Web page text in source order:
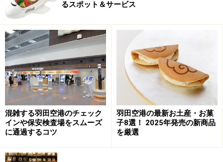
るスポット＆サービス
混雑する羽田空港のチェック
インや保安検査場をスムーズ
に通過するコツ
羽田空港の最新お土産・お菓
子8選！ 2025年発売の新商品
を厳選